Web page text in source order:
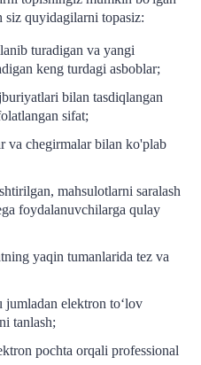
siz quyidagilarni topasiz:
turadigan va yangi
keng turdagi asboblar;
bilan tasdiqlangan
sifat;
va chegirmalar bilan ko'plab
mahsulotlarni saralash
foydalanuvchilarga qulay
yaqin tumanlarida tez va
jumladan elektron to‘lov
tanlash;
pochta orqali professional